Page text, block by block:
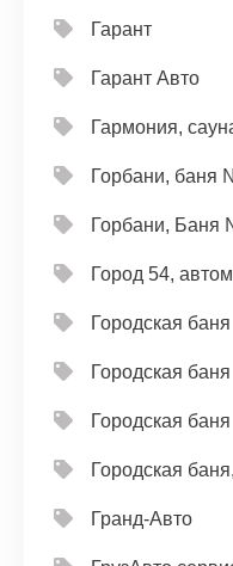
Гарант
Гарант Авто
Гармония,
Горбани, баня
Горбани, Баня
Город 54,
Городская баня
Городская баня
Городская баня
Городская
Гранд-Авто